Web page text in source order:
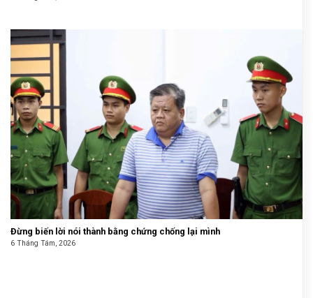
Đừng biến lời nói thành bằng chứng chống lại mình
6 Tháng Tám, 2026